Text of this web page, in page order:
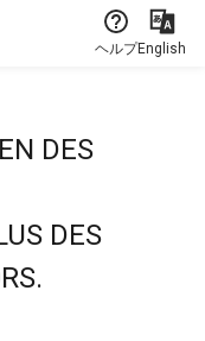
ヘルプEnglish
DES
DES